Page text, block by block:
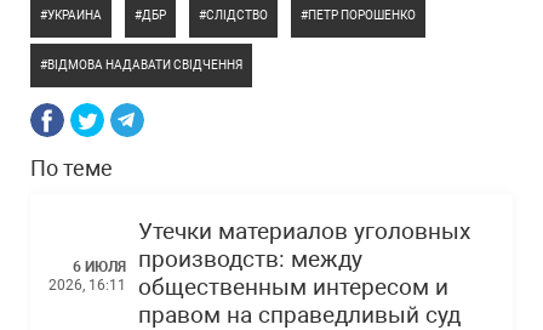
УКРАИНА ДБР СЛІДСТВО ПЕТР ПОРОШЕНКО
ВІДМОВА НАДАВАТИ СВІДЧЕННЯ
По теме
6 ИЮЛЯ
2026, 16:11
Утечки материалов уголовных
производств: между
общественным интересом и
правом на справедливый суд